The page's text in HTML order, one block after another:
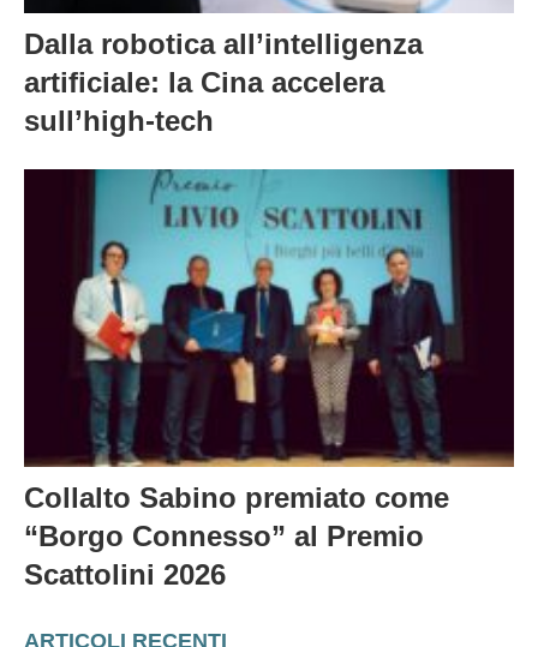
Dalla robotica all’intelligenza
artificiale: la Cina accelera
sull’high-tech
Collalto Sabino premiato come
“Borgo Connesso” al Premio
Scattolini 2026
ARTICOLI RECENTI